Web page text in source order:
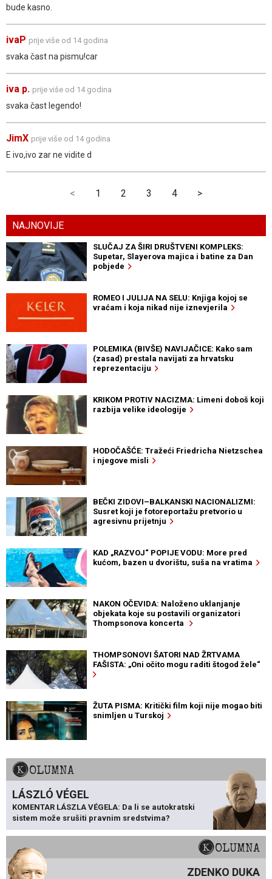
bude kasno.
ivaP prije više od 14 godina
svaka čast na pismu!car
iva p. prije više od 14 godina
svaka čast legendo!
JimX prije više od 14 godina
E ivo,ivo zar ne vidite d
< 1 2 3 4 >
NAJNOVIJE
SLUČAJ ZA ŠIRI DRUŠTVENI KOMPLEKS:
Supetar, Slayerova majica i batine za Dan
pobjede
ROMEO I JULIJA NA SELU: Knjiga kojoj se
vraćam i koja nikad nije iznevjerila
POLEMIKA (BIVŠE) NAVIJAČICE: Kako sam
(zasad) prestala navijati za hrvatsku
reprezentaciju
KRIKOM PROTIV NACIZMA: Limeni doboš koji
razbija velike ideologije
HODOČAŠĆE: Tražeći Friedricha Nietzschea
i njegove misli
BEČKI ZIDOVI–BALKANSKI NACIONALIZMI:
Susret koji je fotoreportažu pretvorio u
agresivnu prijetnju
KAD „RAZVOJ“ POPIJE VODU: More pred
kućom, bazen u dvorištu, suša na vratima
NAKON OČEVIDA: Naloženo uklanjanje
objekata koje su postavili organizatori
Thompsonova koncerta
THOMPSONOVI ŠATORI NAD ŽRTVAMA
FAŠISTA: „Oni očito mogu raditi štogod žele“
ŽUTA PISMA: Kritički film koji nije mogao biti
snimljen u Turskoj
KOLUMNA
LÁSZLÓ VÉGEL
KOMENTAR LÁSZLA VÉGELA: Da li se autokratski
sistem može srušiti pravnim sredstvima?
KOLUMNA
ZDENKO DUKA